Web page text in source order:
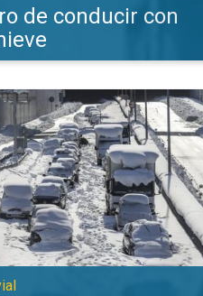
de conducir con
conducir con nieve. Seguridad